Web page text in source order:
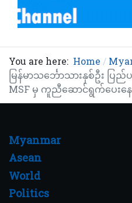
You are here: Home
မြန်မာသင်္ဘောသားနှစ်ဦး ပ
MSF မှ ကူညီဆောင်ရွက်ပေးနေ
Myanmar
Asean
World
Politics